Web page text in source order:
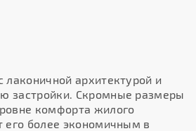
архитектурой и
застройки. Скромные размеры
комфорта жилого
его более экономичным в